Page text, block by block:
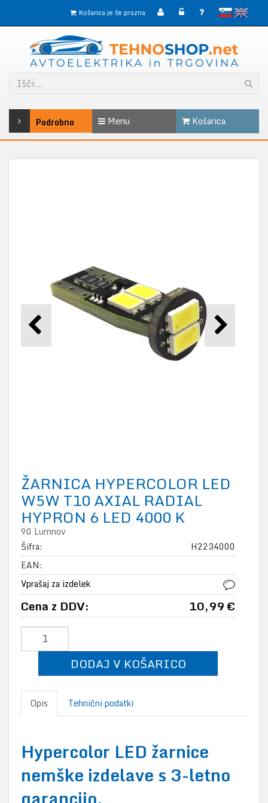
slovenskoEnglish
Košarica je še prazna
Podrobno Menu Košarica
ŽARNICA HYPERCOLOR LED
W5W T10 AXIAL RADIAL
HYPRON 6 LED 4000 K
90 Lumnov
Šifra:
H2234000
EAN:
Vprašaj za izdelek
Cena z DDV: 10,99 €
DODAJ V KOŠARICO
Opis Tehnični podatki
Hypercolor LED žarnice
nemške izdelave s 3-letno